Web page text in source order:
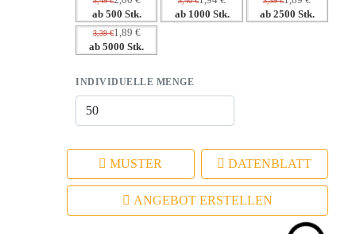
– Perfekte Größe und ansprechendes Design, ideal für
Business-Events.
ab 500 Stk. ab 1000 Stk. ab 2500 Stk.
3,39 €1,89 €
ab 5000 Stk.
INDIVIDUELLE MENGE
MUSTER DATENBLATT
ANGEBOT ERSTELLEN